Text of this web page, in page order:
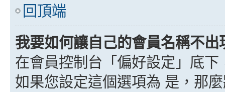
回頂端
我要如何讓自己的會員名稱不
在會員控制台「偏好設定」底
如果您設定這個選項為 是 ，那